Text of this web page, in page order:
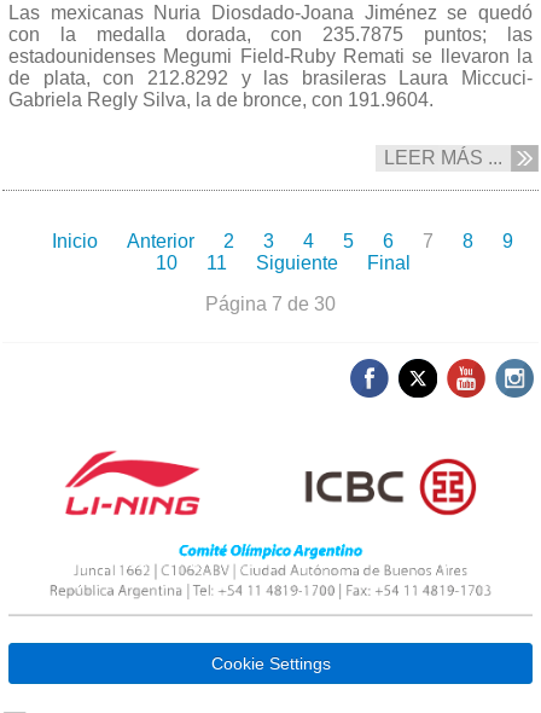
Las mexicanas Nuria Diosdado-Joana Jiménez se quedó
con la medalla dorada, con 235.7875 puntos; las
estadounidenses Megumi Field-Ruby Remati se llevaron la
de plata, con 212.8292 y las brasileras Laura Miccuci-
Gabriela Regly Silva, la de bronce, con 191.9604.
LEER MÁS ...
Inicio Anterior 2 3 4 5 6 7 8
9
10
11 Siguiente
Final
Página 7 de 30
Cookie Settings